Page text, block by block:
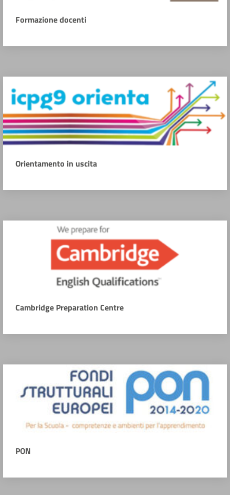
Formazione docenti
Orientamento in uscita
Cambridge Preparation Centre
PON